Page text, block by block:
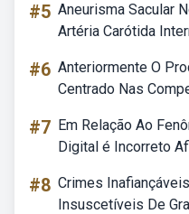
#5 Aneurisma Sacular
Artéria Carótida
#6 Anteriormente O
Centrado Nas
#7 Em Relação Ao
Digital é Incorreto
#8 Crimes
Insuscetíveis De